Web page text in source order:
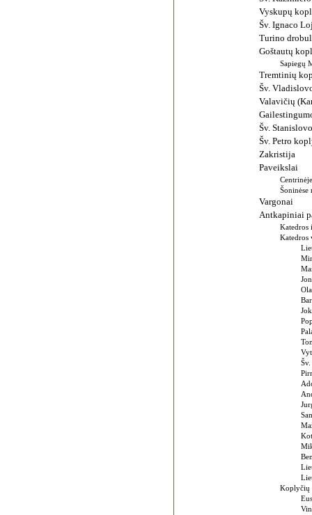
Vyskupų
Šv. Ignaco
Turino
Goštautų
Sapiegų
Tremtinių
Šv.
Valavičių
Šv.
Šv. Petro
Zakristija
Paveikslai
Šoninėse
Vargonai
Antkapiniai
Katedros
Katedros
Koplyčių